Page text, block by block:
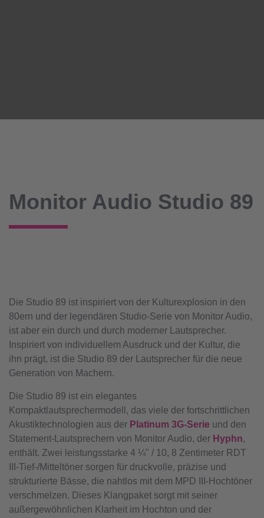
Monitor Audio Studio 89
Die Studio 89 ist inspiriert von der Kulturexplosion in den
80ern und der legendären Studio-Serie von Monitor Audio,
ist aber ein durch und durch moderner Lautsprecher.
Inspiriert von individuellem Ausdruck und der Kultur, die
ihn prägt, ist die Studio 89 der Lautsprecher für die neue
Generation von Machern.
Die Studio 89 ist ein elegantes
Kompaktlautsprechermodell, das viele der fortschrittlichen
Akustiktechnologien aus der Platinum 3G-Serie und den
Statement-Lautsprechern von Monitor Audio, der Hyphn,
enthält. Zwei leistungsstarke 4 ¼" / 10, 8 Zentimeter RDT
III-Tief-/Mitteltöner sorgen für druckvolle, präzise und
strukturierte Bässe, die nahtlos mit dem MPD III-Hochtöner
verschmelzen. Dieses Klangpaket sorgt mit seiner
außergewöhnlichen Klarheit im Hochton und der